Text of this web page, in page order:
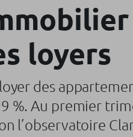
loyers
des
%. Au premier
l’observatoire